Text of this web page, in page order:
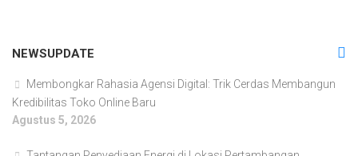
NEWSUPDATE
Membongkar Rahasia Agensi Digital: Trik Cerdas Membangun
Kredibilitas Toko Online Baru
Agustus 5, 2026